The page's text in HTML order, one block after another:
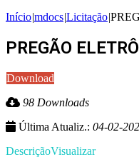
Início|mdocs|Licitação|
PREGÃO
Download
98 Downloads
Última Atualiz.: 04-02-
DescriçãoVisualizar